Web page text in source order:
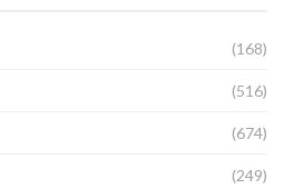
(168)
(516)
(674)
(249)